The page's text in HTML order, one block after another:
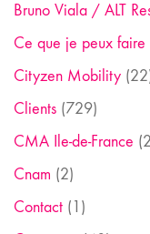
Bruno Viala / ALT
Ce que je peux faire
Cityzen Mobility
Clients (729)
CMA Ile-de-France
Cnam (2)
Contact (1)